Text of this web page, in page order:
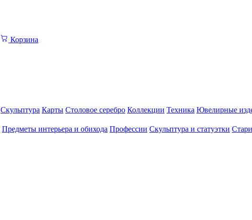
Корзина
Скульптура Карты Столовое серебро Коллекции Техника Ювелирные
Предметы интерьера и обихода Профессии Скульптура и статуэтки